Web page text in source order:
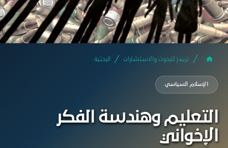
تريندز للبحوث والاستشارات البحثية
الإسلام السياسي
التعليم وهندسة الفكر
الإخواني